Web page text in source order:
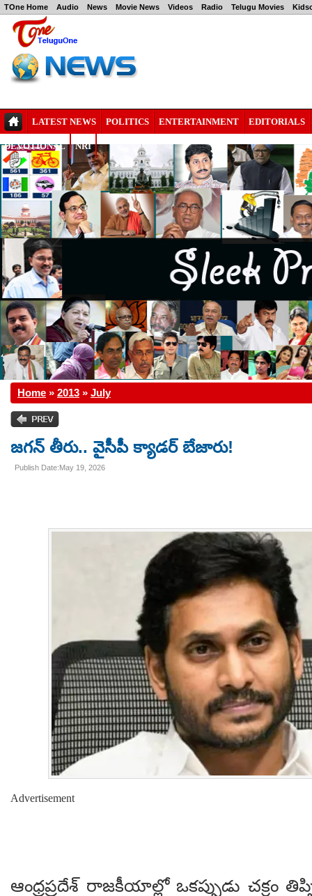
TOne Home Audio News Movie News Videos Radio Telugu Movies
LATEST NEWS POLITICS ENTERTAINMENT EDITORIALS
DEVOTIONAL NRI
Home » 2013 » July
జగన్ తీరు.. వైసీపీ క్యాడర్ బేజారు!
Publish Date:May 19, 2026
Advertisement
ఆంధ్రప్రదేశ్ రాజకీయాల్లో ఒకప్పుడు చక్రం